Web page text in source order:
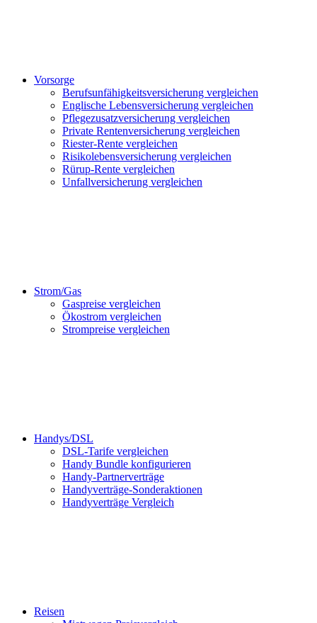
Vorsorge
Berufsunfähigkeitsversicherung vergleichen
Englische Lebensversicherung vergleichen
Pflegezusatzversicherung vergleichen
Private Rentenversicherung vergleichen
Riester-Rente vergleichen
Risikolebensversicherung vergleichen
Rürup-Rente vergleichen
Unfallversicherung vergleichen
Strom/Gas
Gaspreise vergleichen
Ökostrom vergleichen
Strompreise vergleichen
Handys/DSL
DSL-Tarife vergleichen
Handy Bundle konfigurieren
Handy-Partnerverträge
Handyverträge-Sonderaktionen
Handyverträge Vergleich
Reisen